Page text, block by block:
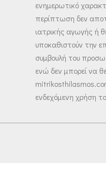
ενημερωτικό
περίπτωση δεν
ιατρικής αγωγής ή
υποκαθιστούν την
συμβουλή του
ενώ δεν μπορεί να
ενδεχόμενη χρήση